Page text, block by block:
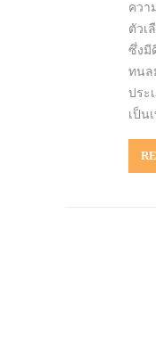
ควา
ตัวเ
ซึ่งมี
ทนล
ประ
เป็น